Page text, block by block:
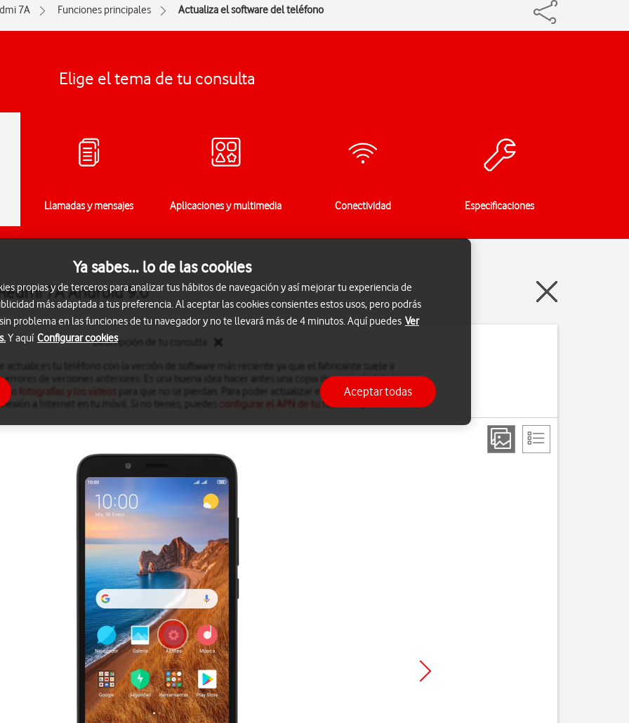
7A Funciones principales Actualiza el software del teléfono
Elige el tema de tu consulta
Llamadas y mensajes Aplicaciones y multimedia Conectividad Especificaciones
7A Android 9.0
Descripción de tu consulta
de versiones anteriores. Es una buena idea hacer antes una copia de seguridad de la
las fotografías y los vídeos
para que no se pierdan. Para poder actualizar el software del teléfono,
a Internet en tu móvil. Si no tienes, puedes
configurar el APN de tu teléfono para Internet
Ya sabes... lo de las cookies
propias y de terceros para analizar tus hábitos de navegación y así mejorar tu experiencia de
más adaptada a tus preferencia. Al aceptar las cookies consientes estos usos, pero podrás
problema en las funciones de tu navegador y no te llevará más de 4 minutos. Aquí puedes Ver
Y aquí Configurar cookies
Aceptar todas